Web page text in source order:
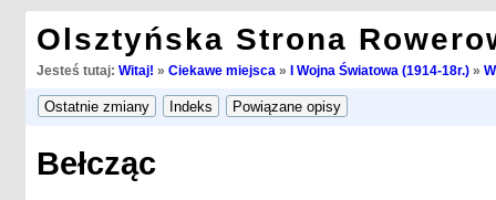
Olsztyńska Strona
Jesteś tutaj: Witaj! » Ciekawe miejsca » I Wojna Światowa (1914-18r.)»
Bełcząc